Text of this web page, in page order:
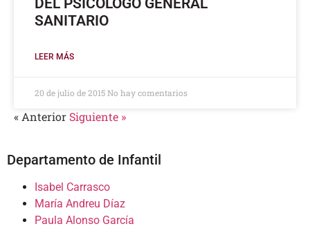
DEL PSICÓLOGO GENERAL
SANITARIO
LEER MÁS
20 de julio de 2015 No hay comentarios
« Anterior Siguiente »
Departamento de Infantil
Isabel Carrasco
María Andreu Díaz
Paula Alonso García